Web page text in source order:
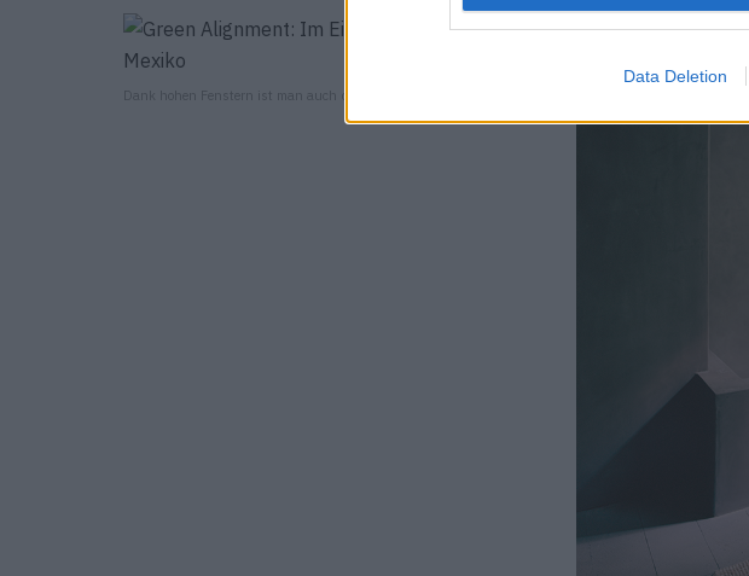
Data Deletion
Dank hohen Fenstern ist man auch drinnen mitten in der Natur.